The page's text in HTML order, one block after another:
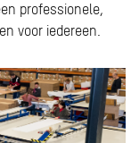
professionele,
voor iedereen.